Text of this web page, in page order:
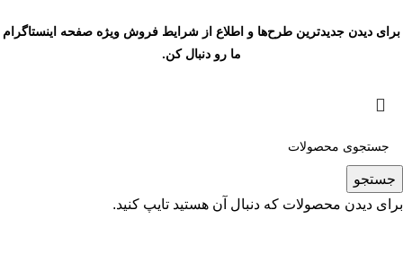
برای دیدن جدیدترین طرح‌ها و اطلاع از شرایط فروش ویژه صفحه اینستاگرام
ما رو دنبال کن.
جستجو
برای دیدن محصولات که دنبال آن هستید تایپ کنید.